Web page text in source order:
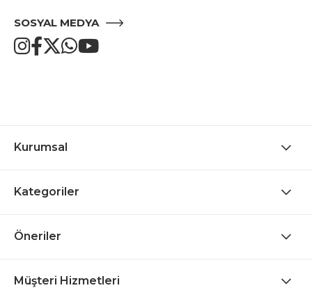
SOSYAL MEDYA
Kurumsal
Kategoriler
Öneriler
Müşteri Hizmetleri